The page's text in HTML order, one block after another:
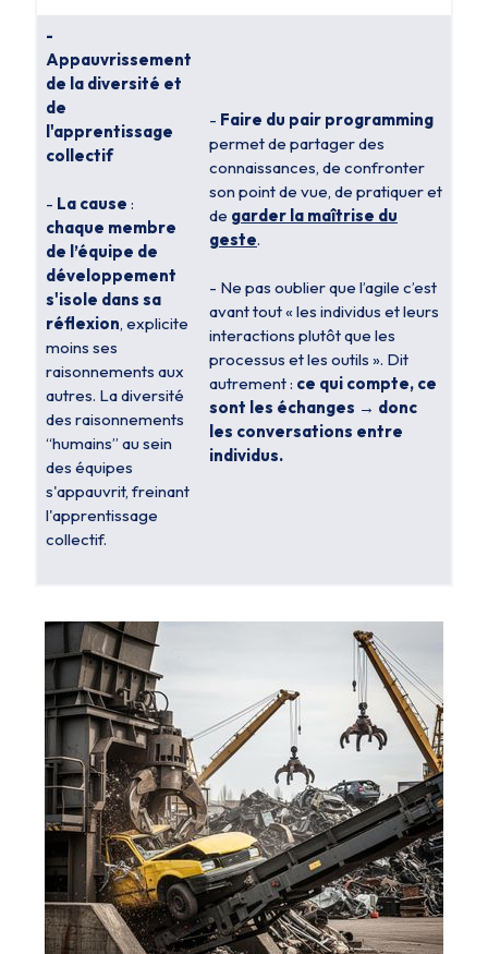
-
Appauvrissement
de la diversité et
de
l'apprentissage
collectif
- La cause :
chaque membre
de l’équipe de
développement
s'isole dans sa
réflexion, explicite
moins ses
raisonnements aux
autres. La diversité
des raisonnements
“humains” au sein
des équipes
s'appauvrit, freinant
l'apprentissage
collectif.
- Faire du pair programming
permet de partager des
connaissances, de confronter
son point de vue, de pratiquer et
de garder la maîtrise du
geste.
- Ne pas oublier que l’agile c’est
avant tout« les individus et leurs
interactions plutôt que les
processus et les outils ». Dit
autrement : ce qui compte, ce
sont les échanges → donc
les conversations entre
individus.